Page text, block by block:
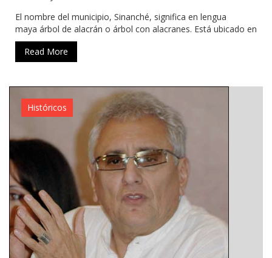
El nombre del municipio, Sinanché, significa en lengua
maya árbol de alacrán o árbol con alacranes. Está ubicado en
Read More
Históricos